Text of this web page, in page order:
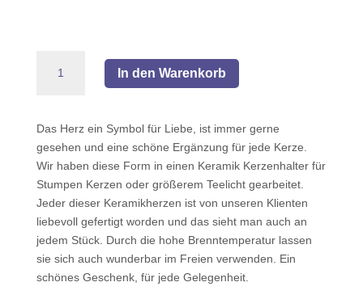
Kerzenständer
In den Warenkorb
Das Herz ein Symbol für Liebe, ist immer gerne
gesehen und eine schöne Ergänzung für jede Kerze.
Wir haben diese Form in einen Keramik Kerzenhalter für
Stumpen Kerzen oder größerem Teelicht gearbeitet.
Jeder dieser Keramikherzen ist von unseren Klienten
liebevoll gefertigt worden und das sieht man auch an
jedem Stück. Durch die hohe Brenntemperatur lassen
sie sich auch wunderbar im Freien verwenden. Ein
schönes Geschenk, für jede Gelegenheit.